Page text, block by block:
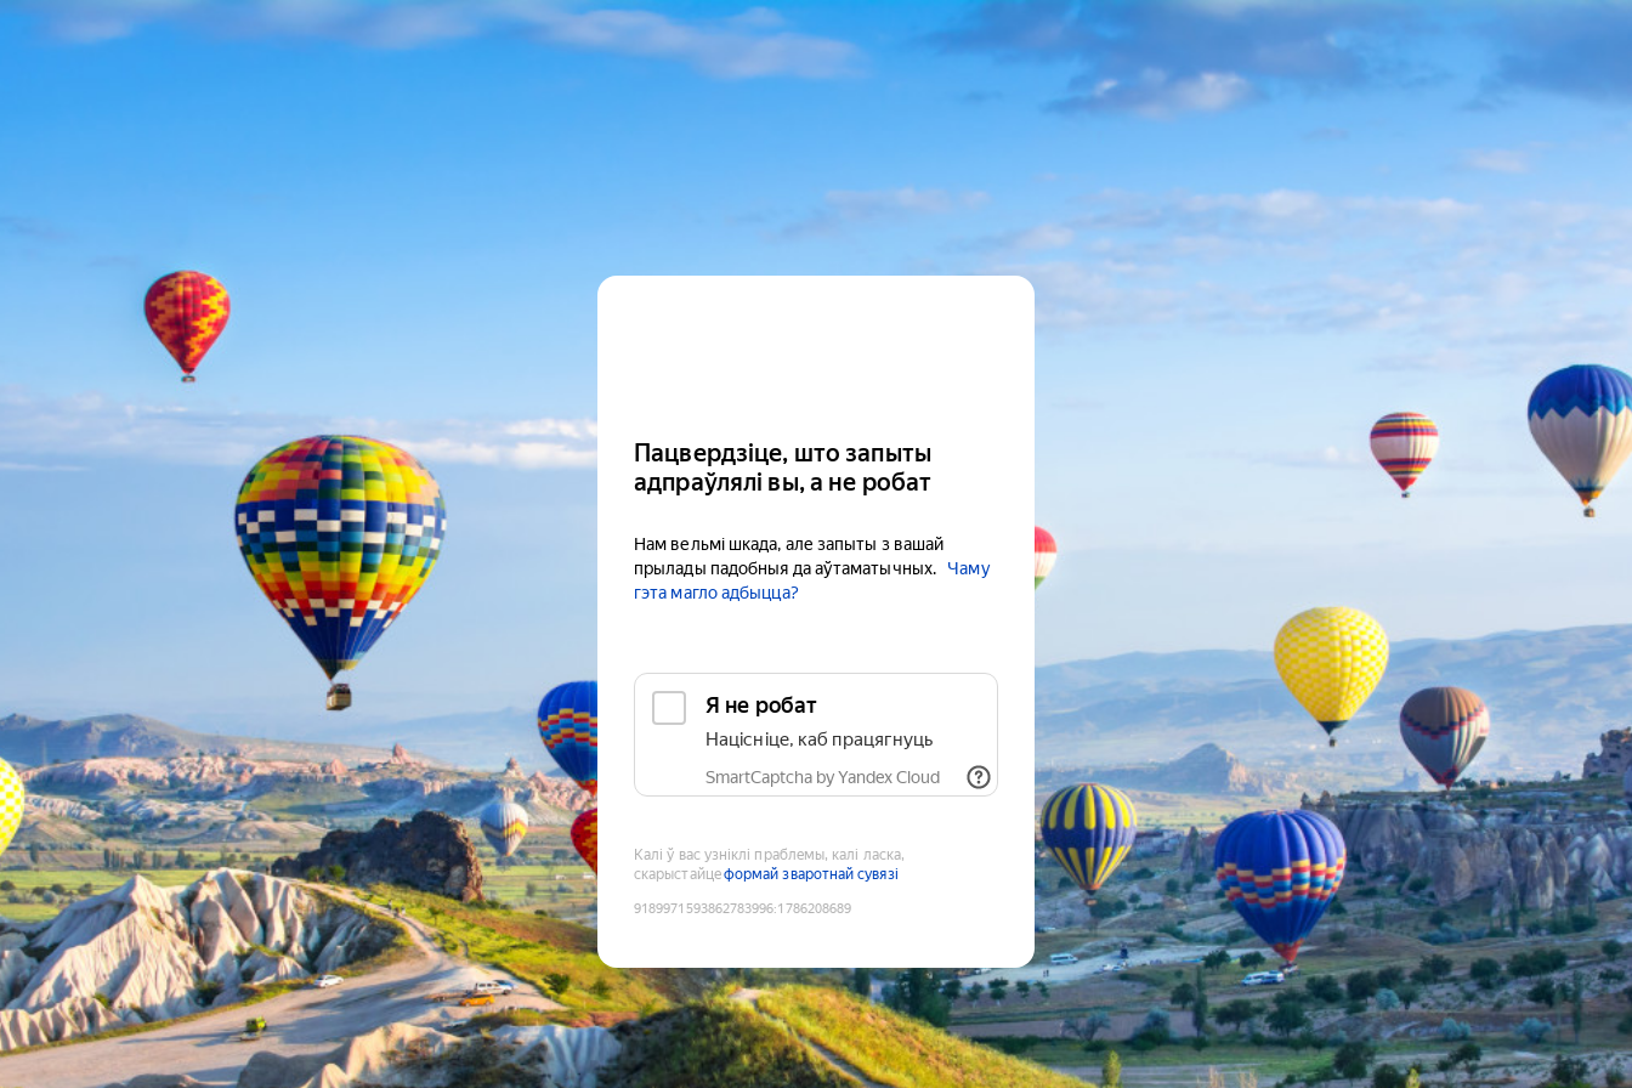
Пацвердзіце, што запыты
адпраўлялі вы, а не робат
Нам вельмі шкада, але запыты з вашай
прылады падобныя да аўтаматычных.
Чаму
гэта магло адбыцца?
Я не робат
Націсніце, каб працягнуць
SmartCaptcha by Yandex Cloud
Калі ў вас узніклі праблемы, калі ласка,
скарыстайцеформай зваротнай сувязі
9189971593862783996:1786208689